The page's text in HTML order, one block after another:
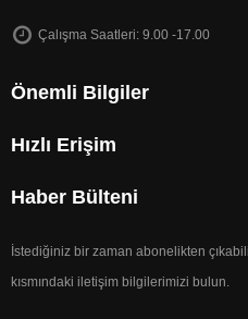
Çalışma Saatleri: 9.00 -17.00
Önemli Bilgiler
Hızlı Erişim
Haber Bülteni
İstediğiniz bir zaman abonelikten
kısmındaki iletişim bilgilerimizi bulun.